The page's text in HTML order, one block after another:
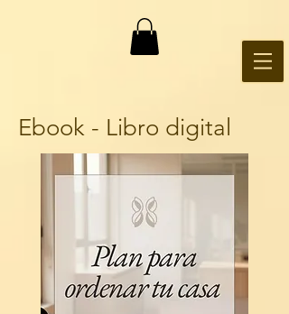
Ebook - Libro digital